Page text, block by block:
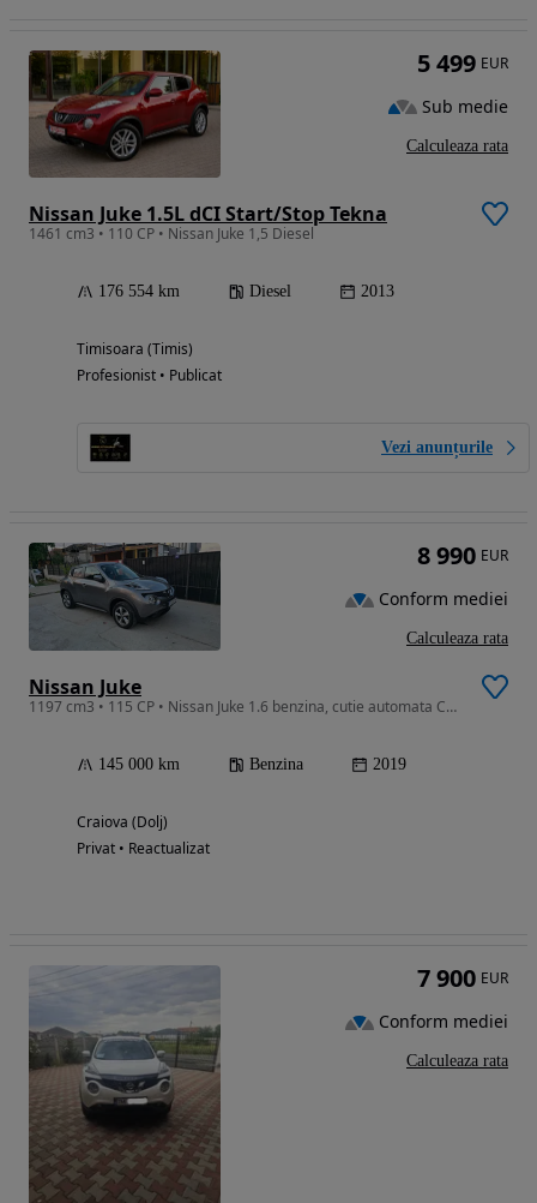
Nissan Juke 1.5L dCI Start/Stop Tekna
1461 cm3 • 110 CP • Nissan Juke 1,5 Diesel
176 554 km Diesel 2013
Timisoara (Timis)
Profesionist • Publicat
Vezi anunțurile
5 499 EUR
Sub medie
Calculeaza rata
Nissan Juke
1197 cm3 • 115 CP • Nissan Juke 1.6 benzina, cutie automata CVT | Primul proprietar
145 000 km Benzina 2019
Craiova (Dolj)
Privat • Reactualizat
8 990 EUR
Conform mediei
Calculeaza rata
7 900 EUR
Conform mediei
Calculeaza rata